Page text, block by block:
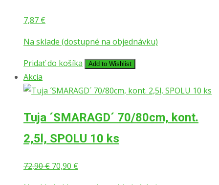
7,87 €
Na sklade (dostupné na objednávku)
Pridať do košíka
Add to Wishlist
Akcia
Tuja ´SMARAGD´ 70/80cm, kont.
2,5l, SPOLU 10 ks
72,90€ Pôvodná
70,90 €